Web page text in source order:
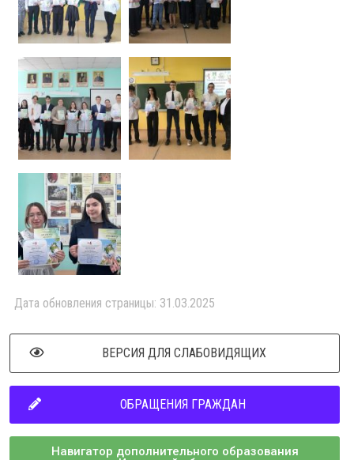
Дата обновления страницы: 31.03.2025
ВЕРСИЯ ДЛЯ СЛАБОВИДЯЩИХ
ОБРАЩЕНИЯ ГРАЖДАН
Навигатор дополнительного образования